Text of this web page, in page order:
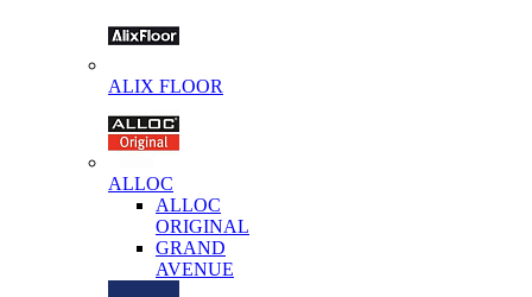
ALIX FLOOR
ALLOC
ALLOC
ORIGINAL
GRAND
AVENUE